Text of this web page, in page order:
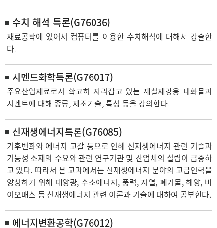
수치 해석 특론(G76036)
재료공학에 있어서 컴퓨터를 이용한 수치해석에 대해서 강술한
다.
시멘트화학특론(G76017)
주요산업재료로서 확고히 자리잡고 있는 제철제강용 내화물과
시멘트에 대해 종류, 제조기술, 특성 등을 강의한다.
신재생에너지특론(G76085)
기후변화와 에너지 고갈 등으로 인해 신재생에너지 관련 기술과
기능성 소재의 수요와 관련 연구기관 및 산업체의 설립이 급증하
고 있다. 따라서 본 교과에서는 신재생에너지 분야의 고급인력을
양성하기 위해 태양광, 수소에너지, 풍력, 지열, 폐기물, 해양, 바
이오매스 등 신재생에너지 관련 이론과 기술에 대하여 공부한다.
에너지변환공학(G76012)